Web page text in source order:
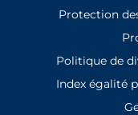
Protection
Politique de
Index égalité